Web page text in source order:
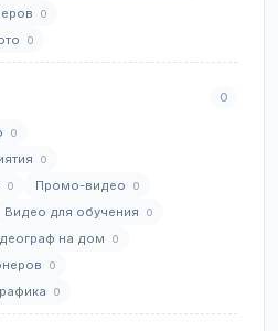
0
0
0
0
0
0 Промо-видео 0
Видео для обучения 0
на дом 0
0
0